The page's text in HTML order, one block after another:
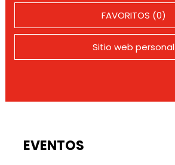
FAVORITOS (0)
Sitio web personal
EVENTOS